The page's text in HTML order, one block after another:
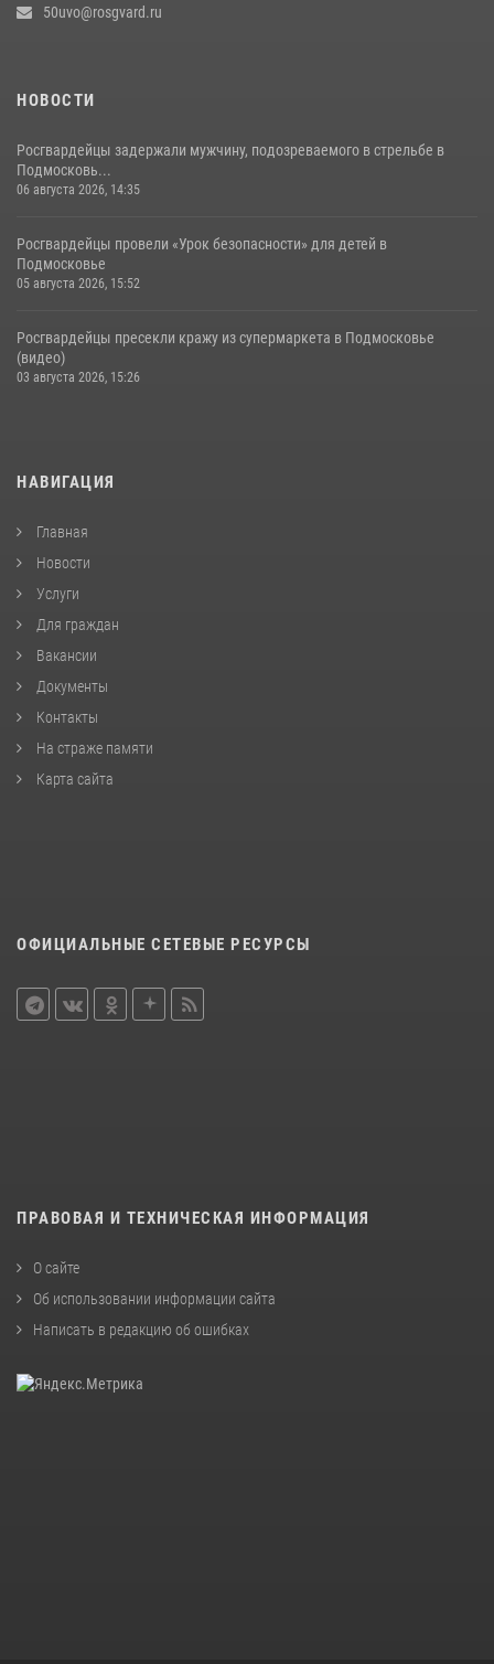
50uvo@rosgvard.ru
НОВОСТИ
Росгвардейцы задержали мужчину, подозреваемого в стрельбе в
Подмосковь...
06 августа 2026, 14:35
Росгвардейцы провели «Урок безопасности» для детей в
Подмосковье
05 августа 2026, 15:52
Росгвардейцы пресекли кражу из супермаркета в Подмосковье
(видео)
03 августа 2026, 15:26
НАВИГАЦИЯ
Главная
Новости
Услуги
Для граждан
Вакансии
Документы
Контакты
На страже памяти
Карта сайта
ОФИЦИАЛЬНЫЕ СЕТЕВЫЕ РЕСУРСЫ
ПРАВОВАЯ И ТЕХНИЧЕСКАЯ ИНФОРМАЦИЯ
О сайте
Об использовании информации сайта
Написать в редакцию об ошибках